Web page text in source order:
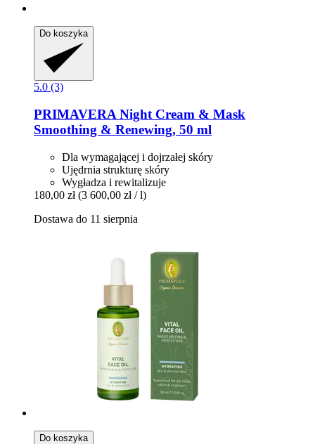
Do koszyka
5.0 (3)
PRIMAVERA Night Cream & Mask
Smoothing & Renewing, 50 ml
Dla wymagającej i dojrzałej skóry
Ujędrnia strukturę skóry
Wygładza i rewitalizuje
180,00 zł (3 600,00 zł / l)
Dostawa do 11 sierpnia
Do koszyka